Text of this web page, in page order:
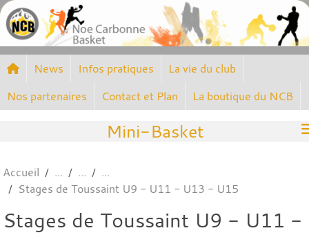
News Infos pratiques
La vie du club
Nos partenaires
Contact et Plan La boutique du NCB
Mini-Basket
Accueil
Stages de Toussaint U9 - U11 - U13 - U15
Stages de Toussaint U9 - U11 -
Panneau de gestion des cookies